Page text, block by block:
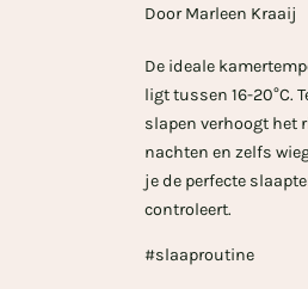
Door Marleen Kraaij
De ideale
ligt tussen 16-20°C.
slapen verhoogt het
nachten en zelfs
je de perfecte
controleert.
#slaaproutine